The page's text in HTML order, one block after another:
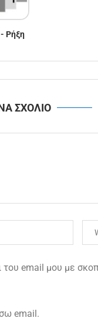
Ρήξη
ΣΧΟΛΙΟ
email μου με
email.